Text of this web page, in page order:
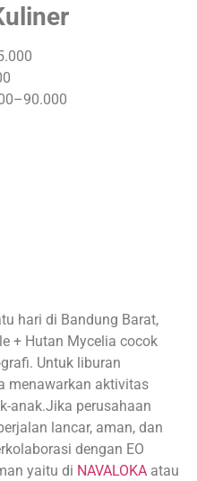
hari di Bandung Barat,
+ Hutan Mycelia cocok
Untuk liburan
menawarkan aktivitas
anak.Jika perusahaan
lancar, aman, dan
dengan EO
yaitu di NAVALOKA atau